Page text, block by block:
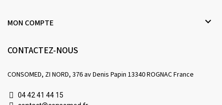
MON COMPTE 
CONTACTEZ-NOUS
CONSOMED, ZI NORD, 376 av Denis Papin 13340 ROGNAC France
04 42 41 44 15